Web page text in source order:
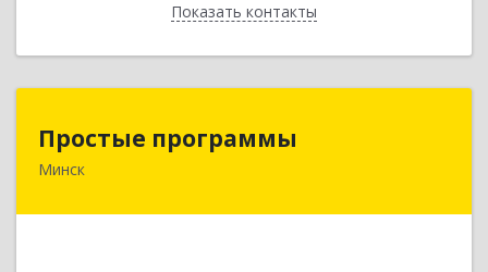
Показать контакты
Назад
Простые программы
Минск220116, пр-т Дзержинского, д. 104, пом.54а,